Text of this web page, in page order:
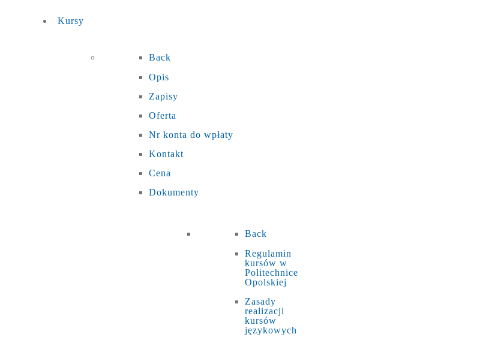
Kursy
Back
Opis
Zapisy
Oferta
Nr konta do wpłaty
Kontakt
Cena
Dokumenty
Back
Regulamin
kursów w
Politechnice
Opolskiej
Zasady
realizacji
kursów
językowych